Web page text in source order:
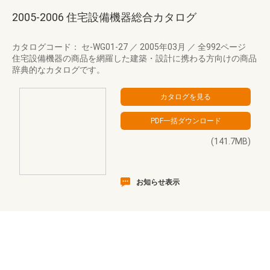
2005-2006 住宅設備機器総合カタログ
カタログコード： セ-WG01-27 ／ 2005年03月 ／ 全992ページ
住宅設備機器の商品を網羅した建築・設計に携わる方向けの商品
辞典的なカタログです。
(141.7MB)
お知らせ表示